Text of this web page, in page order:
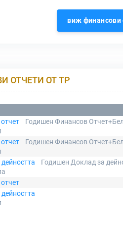
виж финансови
ОТЧЕТИ ОТ ТР
Годишен Финансов
Годишен Финансов
Годишен Доклад за